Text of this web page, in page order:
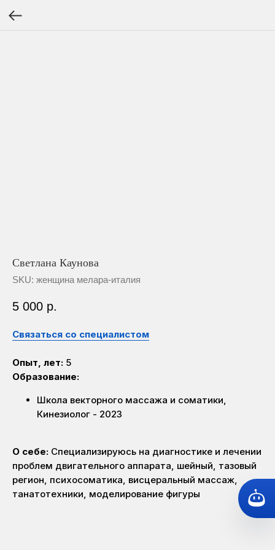
Светлана Каунова
SKU: женщина мелара-италия
5 000 р.
Связаться со специалистом
Опыт, лет: 5
Образование:
Школа векторного массажа и соматики,
Кинезиолог - 2023
О себе: Специализируюсь на диагностике и лечении
проблем двигательного аппарата, шейный, тазовый
регион, психосоматика, висцеральный массаж,
танатотехники, моделирование фигуры